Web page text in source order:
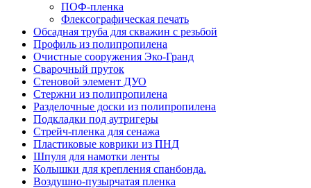
ПОФ-пленка
Флексографическая печать
Обсадная труба для скважин с резьбой
Профиль из полипропилена
Очистные сооружения Эко-Гранд
Сварочный пруток
Стеновой элемент ДУО
Стержни из полипропилена
Разделочные доски из полипропилена
Подкладки под аутригеры
Cтрейч-пленка для сенажа
Пластиковые коврики из ПНД
Шпуля для намотки ленты
Колышки для крепления спанбонда.
Воздушно-пузырчатая пленка